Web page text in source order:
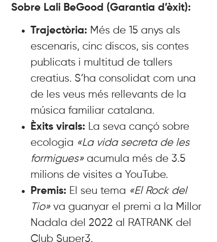
Sobre Lali BeGood (Garantia d’èxit):
Trajectòria: Més de 15 anys als
escenaris, cinc discos, sis contes
publicats i multitud de tallers
creatius. S’ha consolidat com una
de les veus més rellevants de la
música familiar catalana.
Èxits virals: La seva cançó sobre
ecologia «La vida secreta de les
formigues» acumula més de 3.5
milions de visites a YouTube.
Premis: El seu tema «El Rock del
Tio» va guanyar el premi a la Millor
Nadala del 2022 al RATRANK del
Club Super3.